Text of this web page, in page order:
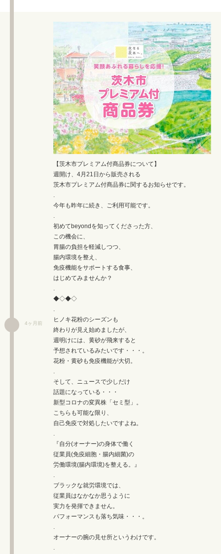
4ヶ月前
【茨木市プレミアム付商品券について】
週開け、4月21日から販売される
茨木市プレミアム付商品券に関するお知らせです。
.
今年も昨年に続き、ご利用可能です。
.
初めてbeyondを知ってくださった方、
この機会に、
胃腸の負担を軽減しつつ、
腸内環境を整え、
免疫機能をサポートする食事、
はじめてみませんか？
.
◆◇◆◇
.
ヒノキ花粉のシーズンも
終わりが見え始めましたが、
週明けには、黄砂が飛来すると
予想されているみたいです・・・。
花粉・黄砂も免疫機能が大切。
.
そして、ニュースで少しだけ
話題になっている・・・
新型コロナの変異株「セミ型」。
こちらも可能な限り、
自己免疫で対処したいですよね。
.
『自分(オーナー)の身体で働く
従業員(免疫細胞・腸内細菌)の
労働環境(腸内環境)を整える。』
.
ブラックな就労環境では、
従業員はなかなか思うように
実力を発揮できません。
パフォーマンスも落ち気味・・・。
.
オーナーの腕の見せ所というわけです。
.